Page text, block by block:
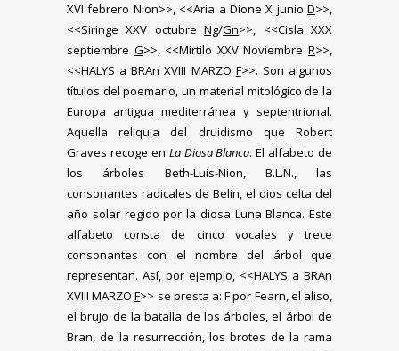
XVI febrero Nion>>, <<Aria a Dione X junio D>>,
<<Siringe XXV octubreNg/Gn>>, <<Cisla XXX
septiembre G>>, <<Mirtilo XXV NoviembreR>>,
<<HALYS a BRAn XVIII MARZO F>>. Son algunos
títulos del poemario, un material mitológico de la
Europa antigua mediterránea y septentrional.
Aquella reliquia del druidismo que Robert
Graves recoge en La Diosa Blanca. El alfabeto de
los árboles Beth-Luis-Nion, B.L.N., las
consonantes radicales de Belin, el dios celta del
año solar regido por la diosa Luna Blanca. Este
alfabeto consta de cinco vocales y trece
consonantes con el nombre del árbol que
representan. Así, por ejemplo, <<HALYS a BRAn
XVIII MARZOF>> se presta a: F por Fearn, el aliso,
el brujo de la batalla de los árboles, el árbol de
Bran, de la resurrección, los brotes de la rama